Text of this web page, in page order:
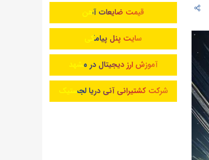
قیمت ضایعات آهن
سایت پنل پیامکی
آموزش ارز دیجیتال در مشهد
شرکت کشتیرانی آنی دریا لجستیک